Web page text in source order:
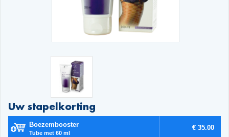
Uw stapelkorting
Boezembooster
Tube met 60 ml
€ 35.00